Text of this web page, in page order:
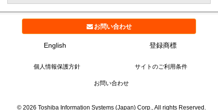
お問い合わせ
English 登録商標
個人情報保護方針 サイトのご利用条件
お問い合わせ
© 2026 Toshiba Information Systems (Japan) Corp., All rights Reserved.